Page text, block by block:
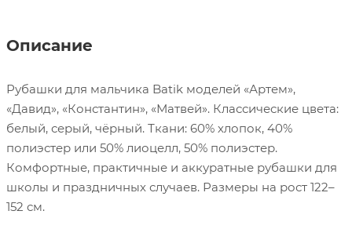
Описание
Рубашки для мальчика Batik моделей «Артем»,
«Давид», «Константин», «Матвей». Классические цвета:
белый, серый, чёрный. Ткани: 60% хлопок, 40%
полиэстер или 50% лиоцелл, 50% полиэстер.
Комфортные, практичные и аккуратные рубашки для
школы и праздничных случаев. Размеры на рост 122–
152 см.